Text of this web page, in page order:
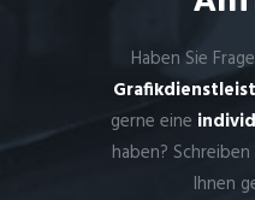
Haben Sie
gerne eine
haben?
Ihnen